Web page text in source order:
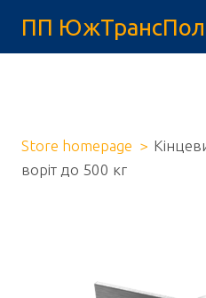
ПП
Store homepage
воріт до 500 кг